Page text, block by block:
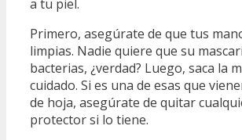
a tu piel.
Primero, asegúrate de que tus
limpias. Nadie quiere que su
bacterias, ¿verdad? Luego, saca la
cuidado. Si es una de esas que
de hoja, asegúrate de quitar
protector si lo tiene.